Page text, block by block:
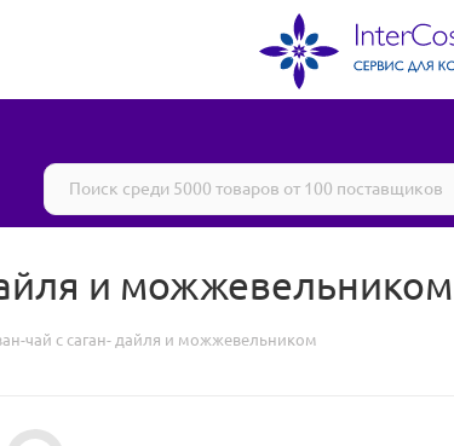
и можжевельником
чай с саган- дайля и можжевельником